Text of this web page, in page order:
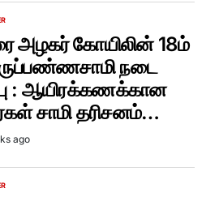
அழகர் கோயிலின் 18ம்
நடை
: ஆயிரக்கணக்கான
சாமி தரிசனம்…
ago